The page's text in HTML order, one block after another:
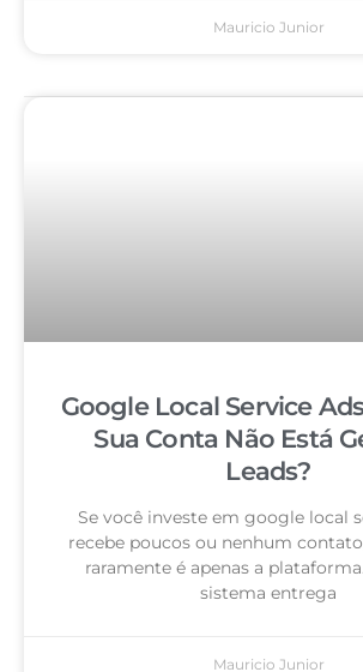
Mauricio Junior
Google Local Service
Sua Conta Não Está
Leads?
Se você investe em google local
recebe poucos ou nenhum
raramente é apenas a
sistema entrega
Mauricio Junior